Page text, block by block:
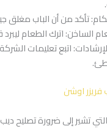
تأكد من أن الباب مغلق
الساخن: اترك الطعام
اتبع تعليمات
فريزر اوشن
تشير إلى ضرورة تصليح